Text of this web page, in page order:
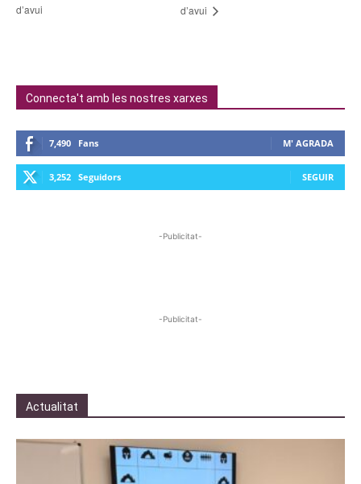
d’avui
d’avui
Connecta't amb les nostres xarxes
7,490 Fans M' AGRADA
3,252 Seguidors SEGUIR
-Publicitat-
-Publicitat-
Actualitat